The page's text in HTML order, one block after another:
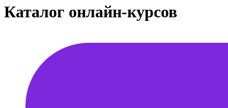
Каталог онлайн-курсов